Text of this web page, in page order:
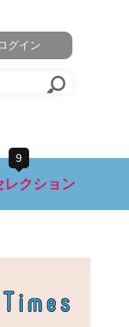
グイン
9
レクション